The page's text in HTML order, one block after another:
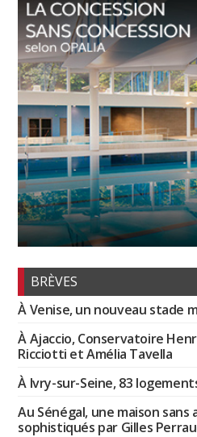
BRÈVES
À Venise, un nouveau stade
À Ajaccio, Conservatoire
Ricciotti et Amélia Tavella
À Ivry-sur-Seine, 83
Au Sénégal, une maison sans
sophistiqués par Gilles